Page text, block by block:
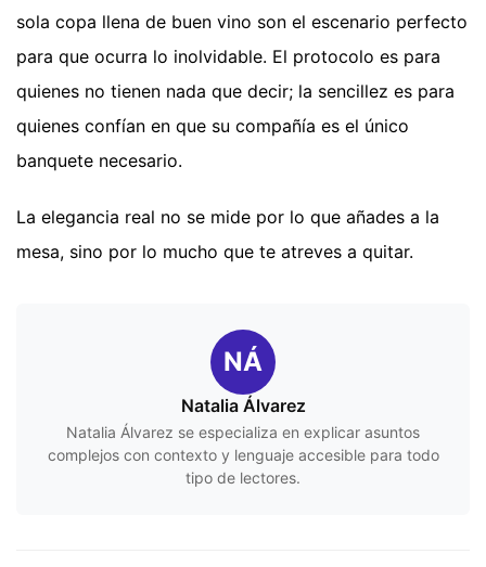
sola copa llena de buen vino son el escenario perfecto
para que ocurra lo inolvidable. El protocolo es para
quienes no tienen nada que decir; la sencillez es para
quienes confían en que su compañía es el único
banquete necesario.
La elegancia real no se mide por lo que añades a la
mesa, sino por lo mucho que te atreves a quitar.
NÁ
Natalia Álvarez
Natalia Álvarez se especializa en explicar asuntos
complejos con contexto y lenguaje accesible para todo
tipo de lectores.